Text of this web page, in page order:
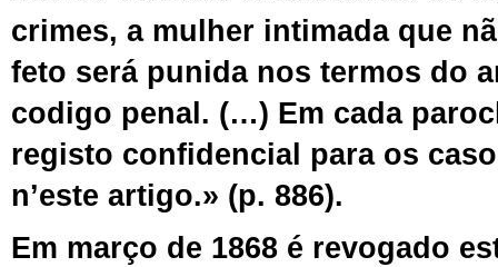
crimes, a mulher intimada que
feto será punida nos termos do
codigo penal. (…) Em cada
registo confidencial para os
n’este artigo.» (p. 886).
Em março de 1868 é revogado